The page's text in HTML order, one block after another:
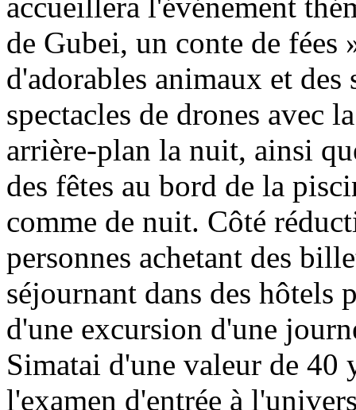
de Gubei, un conte de fées
d'adorables animaux et des
spectacles de drones avec
arrière-plan la nuit, ainsi
des fêtes au bord de la
comme de nuit. Côté
personnes achetant des
séjournant dans des hôtels
d'une excursion d'une
Simatai d'une valeur de 40
l'examen d'entrée à